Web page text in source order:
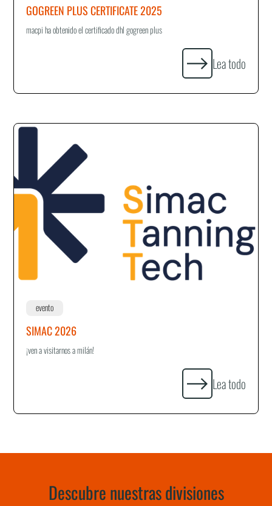
GOGREEN PLUS CERTIFICATE 2025
macpi ha obtenido el certificado dhl gogreen plus
Lea todo
evento
SIMAC 2026
¡ven a visitarnos a milán!
Lea todo
Descubre nuestras divisiones